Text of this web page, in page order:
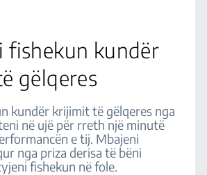
fishekun kundër
gëlqeres
kundër krijimit të gëlqeres nga
në ujë për rreth një minutë
e tij. Mbajeni
nga priza derisa të bëni
fishekun në fole.